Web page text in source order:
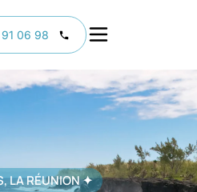
06 98
,LA RÉUNION✦